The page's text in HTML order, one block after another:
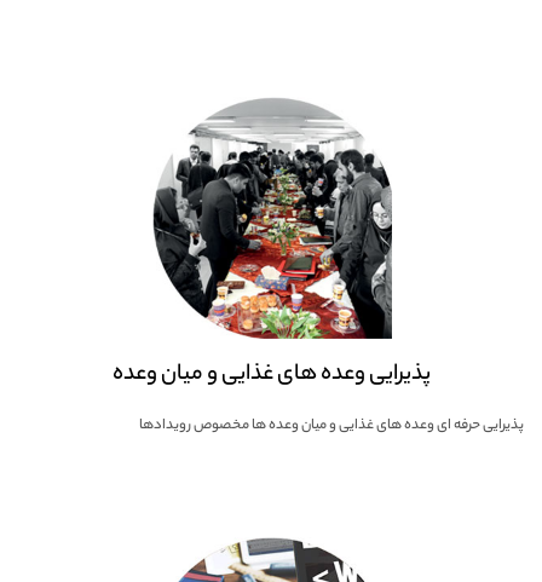
پذیرایی وعده های غذایی و میان وعده
پذیرایی حرفه ای وعده های غذایی و میان وعده ها مخصوص رویدادها